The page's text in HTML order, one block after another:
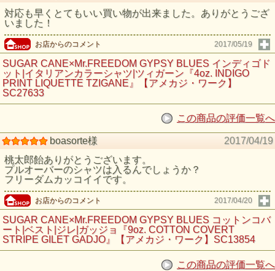
対応も早くとてもいい買い物が出来ました。ありがとうござ
いました！
お店からのコメント 2017/05/19
SUGAR CANE×Mr.FREEDOM GYPSY BLUES インディゴド
ット|イタリアンカラーシャツ|ツィガーン『4oz. INDIGO
PRINT LIQUETTE TZIGANE』【アメカジ・ワーク】
SC27633
この商品の評価一覧へ
boasorte様
2017/04/19
桃太郎飴ありがとうございます。
プルオーバーのシャツは入るんでしょうか？
フリーダムカッコイイです。
お店からのコメント 2017/04/20
SUGAR CANE×Mr.FREEDOM GYPSY BLUES コットンコバ
ート|ベスト|ジレ|ガッジョ『9oz. COTTON COVERT
STRIPE GILET GADJO』【アメカジ・ワーク】SC13854
この商品の評価一覧へ